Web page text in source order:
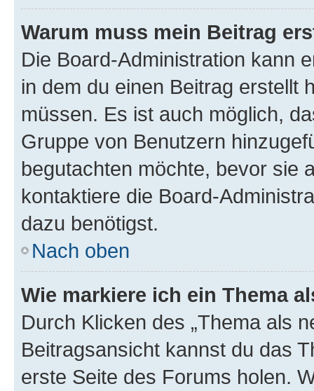
Warum muss mein Beitrag
Die Board-Administration kann
in dem du einen Beitrag erstellt
müssen. Es ist auch möglich,
Gruppe von Benutzern
begutachten möchte, bevor sie
kontaktiere die Board-
dazu benötigst.
Nach oben
Wie markiere ich ein Thema
Durch Klicken des „Thema als
Beitragsansicht kannst du das
erste Seite des Forums holen.